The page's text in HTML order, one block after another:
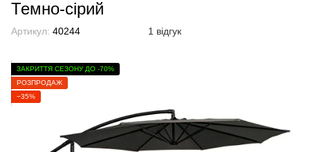
Темно-сірий
Артикул: 40244 1 відгук
ЗАКРИТТЯ СЕЗОНУ ДО -70%
РОЗПРОДАЖ
−35%